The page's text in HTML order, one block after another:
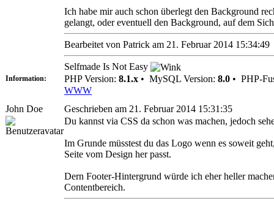
Ich habe mir auch schon überlegt den Background
gelangt, oder eventuell den Background, auf dem
Bearbeitet von Patrick am 21. Februar 2014 15:34:49
Selfmade Is Not Easy
Information: PHP Version: 8.1.x • MySQL Version: 8.0 • PHP-
WWW
John Doe
Geschrieben am 21. Februar 2014 15:31:35
Du kannst via CSS da schon was machen, jedoch
Im Grunde müsstest du das Logo wenn es soweit
Seite vom Design her passt.
Dern Footer-Hintergrund würde ich eher heller
Contentbereich.